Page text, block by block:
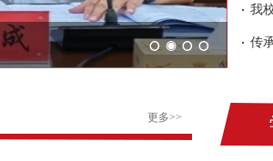
我传
更多>>